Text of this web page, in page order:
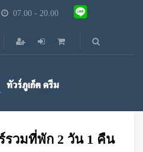
07.00 - 20.00
รวมที่พัก 2 วัน 1 คืน